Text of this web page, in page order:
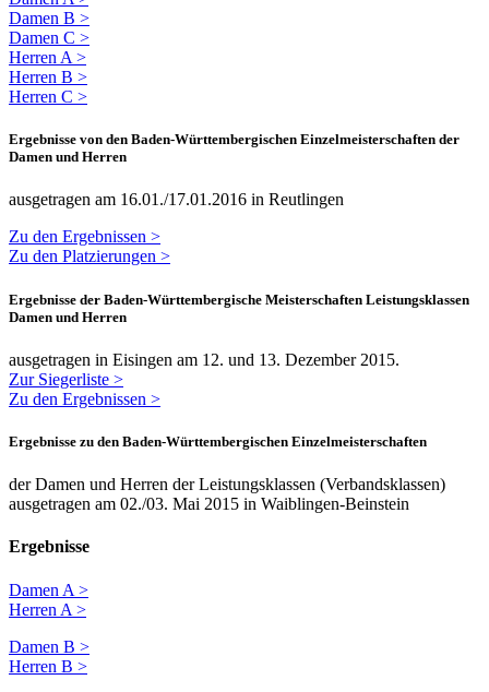
Damen B >
Damen C >
Herren A >
Herren B >
Herren C >
Ergebnisse von den Baden-Württembergischen Einzelmeisterschaften der
Damen und Herren
ausgetragen am 16.01./17.01.2016 in Reutlingen
Zu den Ergebnissen >
Zu den Platzierungen >
Ergebnisse der Baden-Württembergische Meisterschaften Leistungsklassen
Damen und Herren
ausgetragen in Eisingen am 12. und 13. Dezember 2015.
Zur Siegerliste >
Zu den Ergebnissen >
Ergebnisse zu den Baden-Württembergischen Einzelmeisterschaften
der Damen und Herren der Leistungsklassen (Verbandsklassen)
ausgetragen am 02./03. Mai 2015 in Waiblingen-Beinstein
Ergebnisse
Damen A >
Herren A >
Damen B >
Herren B >